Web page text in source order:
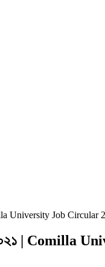
University Job Circular
২০২১ |